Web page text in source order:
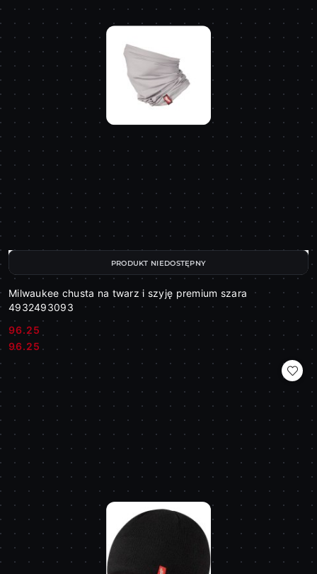
Milwaukee chusta na twarz i szyję premium szara
4932493093
Cena:
96.25
Cena:
96.25
PRODUKT NIEDOSTĘPNY